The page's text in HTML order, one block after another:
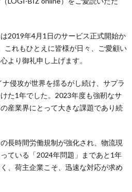
2019年4月1日のサービス正式開始か
これもひとえに皆様が日々、ご愛顧い
より御礼申し上げます。
侵攻が世界を揺るがし続け、サプラ
た1年でした。2023年度も強靭なサ
産業界にとって大きな課題であり続
長時間労働規制が強化され、物流現
ている「2024年問題」まであと1年
、荷主企業こそ、迅速な対応が求め